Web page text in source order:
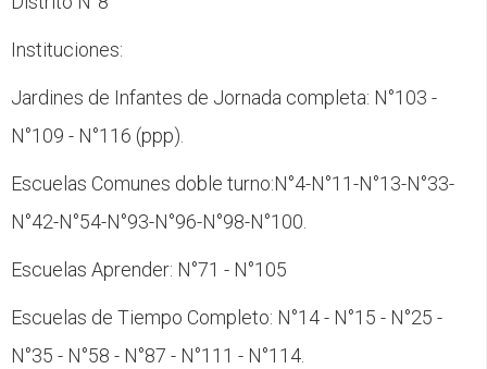
Instituciones:
Jardines de Infantes de Jornada completa: N°103 -
N°109 - N°116 (ppp).
Escuelas Comunes doble turno:N°4-N°11-N°13-N°33-
N°42-N°54-N°93-N°96-N°98-N°100.
Escuelas Aprender: N°71 - N°105
Escuelas de Tiempo Completo: N°14 - N°15 - N°25 -
N°35 - N°58 - N°87 - N°111 - N°114.